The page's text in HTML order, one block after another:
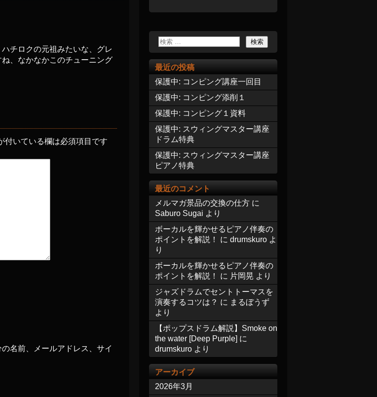
チロクの元祖みたいな、グレ
、なかなかこのチューニング
付いている欄は必須項目です
名前、メールアドレス、サイ
最近の投稿
保護中: コンピング講座一回目
保護中: コンピング添削１
保護中: コンピング１資料
保護中: スウィングマスター講座
ドラム特典
保護中: スウィングマスター講座
ピアノ特典
最近のコメント
メルマガ景品の交換の仕方 に
Saburo Sugai より
ボーカルを輝かせるピアノ伴奏の
ポイントを解説！
に drumskuro よ
り
ボーカルを輝かせるピアノ伴奏の
ポイントを解説！
に 片岡晃 より
ジャズドラムでセントトーマスを
演奏するコツは？ に まるぼうず
より
【ポップスドラム解説】Smoke on
the water [Deep Purple] に
drumskuro より
アーカイブ
2026年3月